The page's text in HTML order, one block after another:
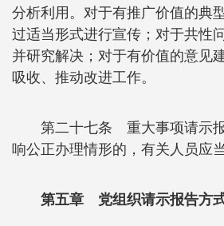
分析利用。对于有推广价值的典
过适当形式进行宣传；对于共性
并研究解决；对于有价值的意见
吸收、推动改进工作。
第二十七条 重大事项请示
响公正办理情形的，有关人员应当
第五章 党组织请示报告方